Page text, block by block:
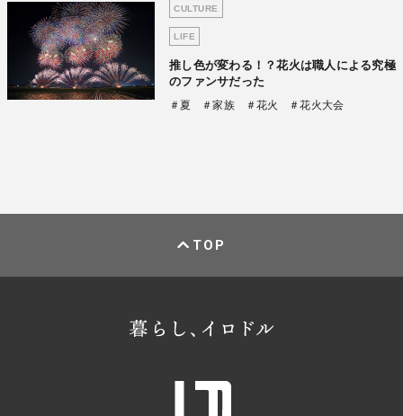
CULTURE
LIFE
推し色が変わる！？花火は職人による究極
のファンサだった
＃夏 ＃家族 ＃花火 ＃花火大会
TOP